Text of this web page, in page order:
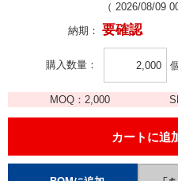
（ 2026/08/09
納期： 要確認
購入数量
MOQ： 2,000